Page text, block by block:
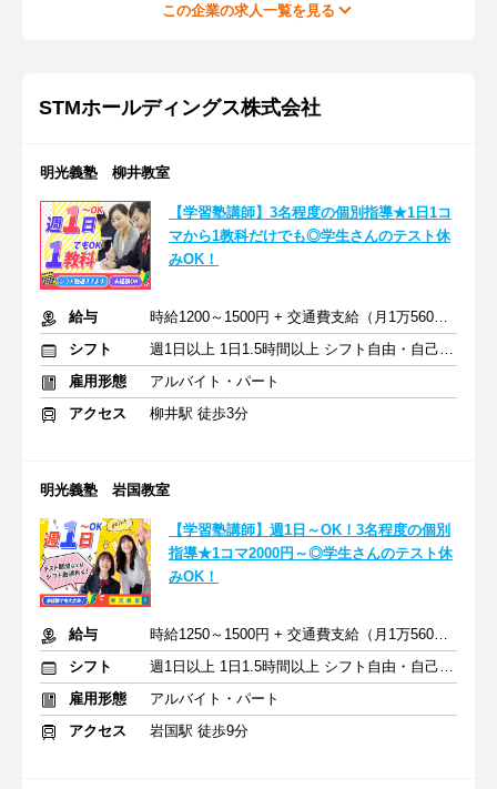
この企業の求人一覧を見る
STMホールディングス株式会社
明光義塾 柳井教室
【学習塾講師】3名程度の個別指導★1日1コ
マから1教科だけでも◎学生さんのテスト休
みOK！
給与
時給1200～1500円 + 交通費支給（月1万5600円迄）
シフト
週1日以上 1日1.5時間以上 シフト自由・自己申告
雇用形態
アルバイト・パート
アクセス
柳井駅 徒歩3分
明光義塾 岩国教室
【学習塾講師】週1日～OK！3名程度の個別
指導★1コマ2000円～◎学生さんのテスト休
みOK！
給与
時給1250～1500円 + 交通費支給（月1万5600円迄）
シフト
週1日以上 1日1.5時間以上 シフト自由・自己申告
雇用形態
アルバイト・パート
アクセス
岩国駅 徒歩9分